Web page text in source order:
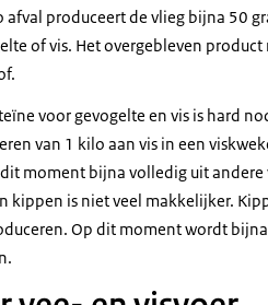
afval produceert de vlieg bijna 50
of vis. Het overgebleven
voor gevogelte en vis is hard
van 1 kilo aan vis in een
moment bijna volledig uit andere
kippen is niet veel makkelijker.
Op dit moment wordt